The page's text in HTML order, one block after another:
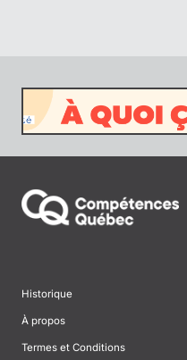
Historique
À propos
Termes et Conditions